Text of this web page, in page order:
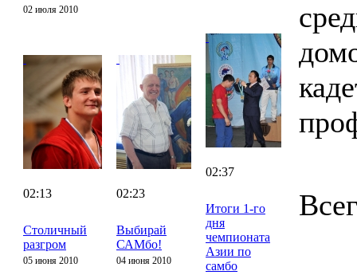
02 июля 2010
02:13
Столичный
разгром
05 июня 2010
02:23
Выбирай
САМбо!
04 июня 2010
02:37
Итоги 1-го
дня
чемпионата
Азии по
самбо